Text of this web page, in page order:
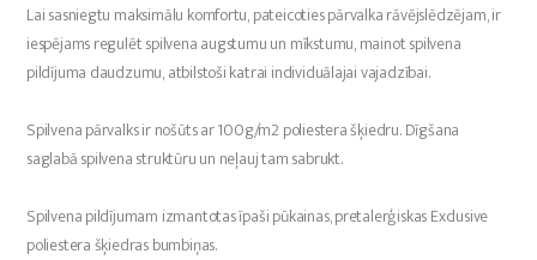
Lai sasniegtu maksimālu komfortu, pateicoties pārvalka rāvējslēdzējam, ir
iespējams regulēt spilvena augstumu un mīkstumu, mainot spilvena
pildījuma daudzumu, atbilstoši katrai individuālajai vajadzībai.
Spilvena pārvalks ir nošūts ar 100g/m2 poliestera šķiedru. Dīgšana
saglabā spilvena struktūru un neļauj tam sabrukt.
Spilvena pildījumam izmantotas īpaši pūkainas, pretalerģiskas Exclusive
poliestera šķiedras bumbiņas.